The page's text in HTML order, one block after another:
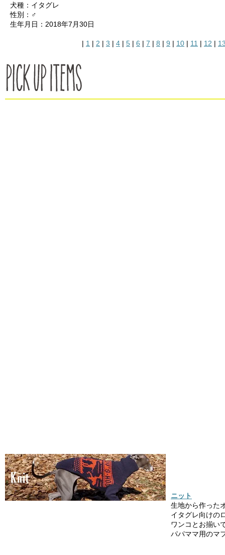
犬種：イタグレ
性別：♂
生年月日：2018年7月30日
| 1 | 2 | 3 | 4 | 5 | 6 | 7 | 8 | 9 | 10 | 11 | 12 |
ニット
生地から作った
イタグレ向けの
ワンコとお揃い
パパママ用のマ